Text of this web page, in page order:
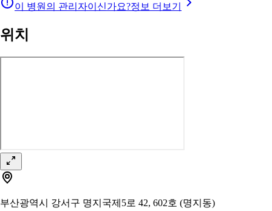
이 병원의 관리자이신가요?정보 더보기
위치
부산광역시 강서구 명지국제5로 42, 602호 (명지동)